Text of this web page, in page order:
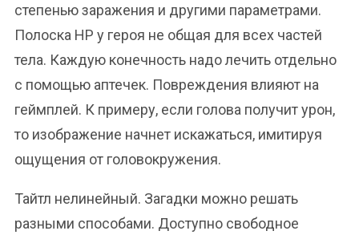
степенью заражения и другими параметрами.
Полоска HP у героя не общая для всех частей
тела. Каждую конечность надо лечить отдельно
с помощью аптечек. Повреждения влияют на
геймплей. К примеру, если голова получит урон,
то изображение начнет искажаться, имитируя
ощущения от головокружения.
Тайтл нелинейный. Загадки можно решать
разными способами. Доступно свободное